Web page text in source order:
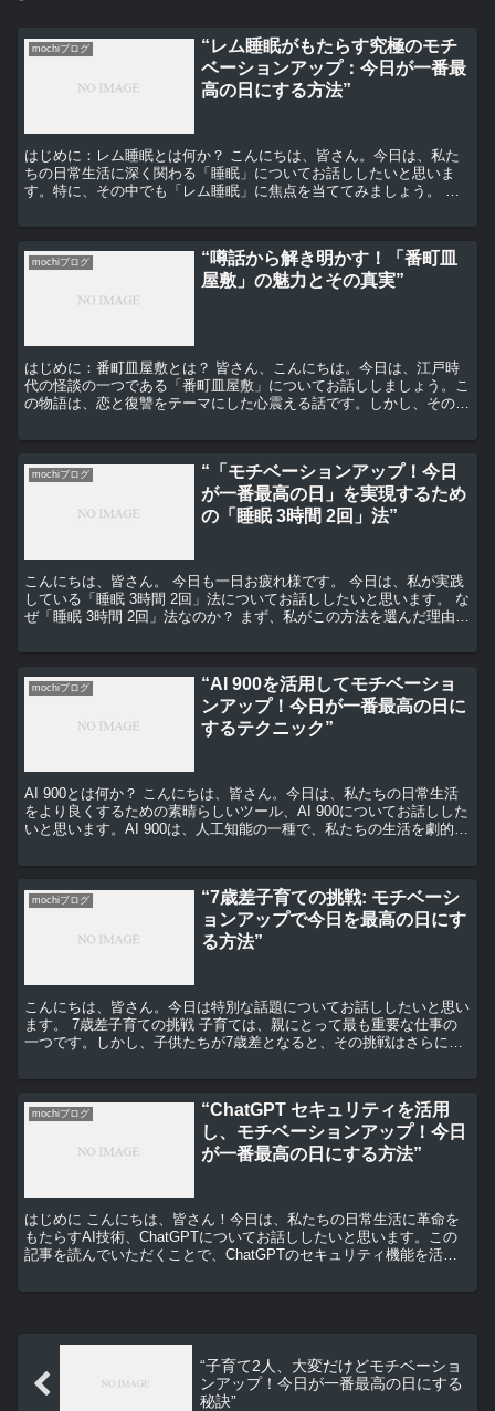
mochiブログ
“レム睡眠がもたらす究極のモチ
ベーションアップ：今日が一番最
高の日にする方法”
はじめに：レム睡眠とは何か？ こんにちは、皆さん。今日は、私た
ちの日常生活に深く関わる「睡眠」についてお話ししたいと思いま
す。特に、その中でも「レム睡眠」に焦点を当ててみましょう。 レ
mochiブログ
“噂話から解き明かす！「番町皿
屋敷」の魅力とその真実”
はじめに：番町皿屋敷とは？ 皆さん、こんにちは。今日は、江戸時
代の怪談の一つである「番町皿屋敷」についてお話ししましょう。こ
の物語は、恋と復讐をテーマにした心震える話です。しかし、その魅
mochiブログ
“「モチベーションアップ！今日
が一番最高の日」を実現するため
の「睡眠 3時間 2回」法”
こんにちは、皆さん。 今日も一日お疲れ様です。 今日は、私が実践
している「睡眠 3時間 2回」法についてお話ししたいと思います。 な
ぜ「睡眠 3時間 2回」法なのか？ まず、私がこの方法を選んだ理由に
mochiブログ
“AI 900を活用してモチベーショ
ンアップ！今日が一番最高の日に
するテクニック”
AI 900とは何か？ こんにちは、皆さん。今日は、私たちの日常生活
をより良くするための素晴らしいツール、AI 900についてお話しした
いと思います。AI 900は、人工知能の一種で、私たちの生活を劇的に
mochiブログ
“7歳差子育ての挑戦: モチベーシ
ョンアップで今日を最高の日にす
る方法”
こんにちは、皆さん。今日は特別な話題についてお話ししたいと思い
ます。 7歳差子育ての挑戦 子育ては、親にとって最も重要な仕事の
一つです。しかし、子供たちが7歳差となると、その挑戦はさらに大
mochiブログ
“ChatGPT セキュリティを活用
し、モチベーションアップ！今日
が一番最高の日にする方法”
はじめに こんにちは、皆さん！今日は、私たちの日常生活に革命を
もたらすAI技術、ChatGPTについてお話ししたいと思います。この
記事を読んでいただくことで、ChatGPTのセキュリティ機能を活用
“子育て2人、大変だけどモチベーショ
ンアップ！今日が一番最高の日にする
秘訣”